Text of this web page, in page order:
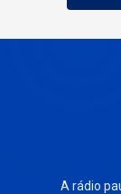
A rádio